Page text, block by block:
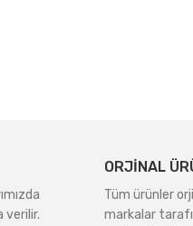
verilir.
ORJİNAL
Tüm ürünler
markalar